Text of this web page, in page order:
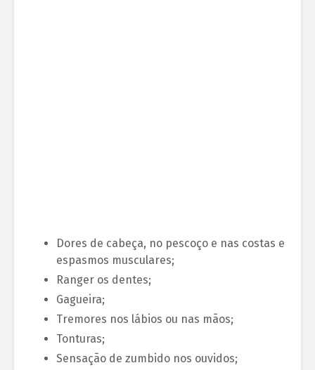
Dores de cabeça, no pescoço e nas costas e
espasmos musculares;
Ranger os dentes;
Gagueira;
Tremores nos lábios ou nas mãos;
Tonturas;
Sensação de zumbido nos ouvidos;